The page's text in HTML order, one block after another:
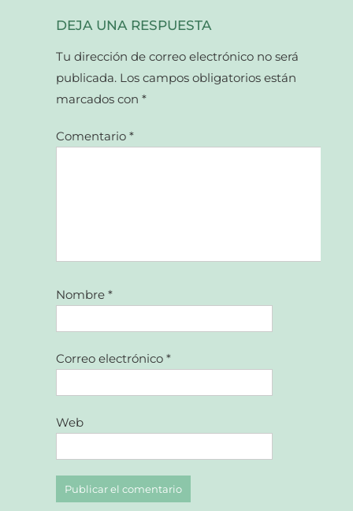
DEJA UNA RESPUESTA
Tu dirección de correo electrónico no será
publicada. Los campos obligatorios están
marcados con*
Comentario*
Nombre*
Correo electrónico*
Web